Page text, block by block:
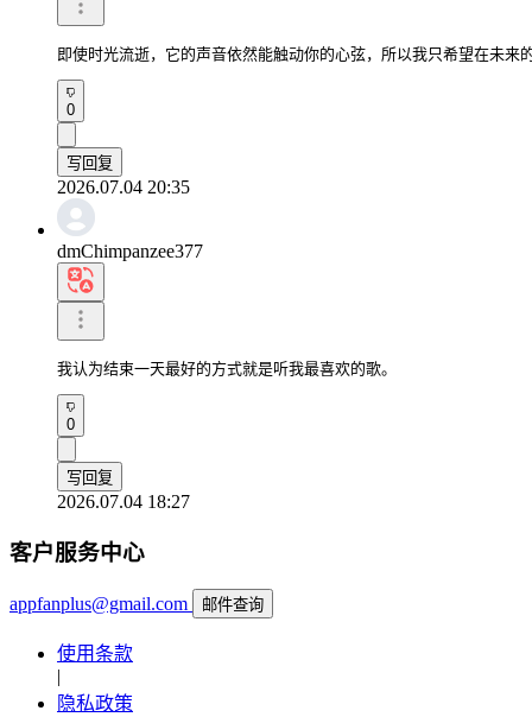
即使时光流逝，它的声音依然能触动你的心弦，所以我只希望在未来
0
写回复
2026.07.04 20:35
dmChimpanzee377
我认为结束一天最好的方式就是听我最喜欢的歌。
0
写回复
2026.07.04 18:27
客户服务中心
appfanplus@gmail.com 邮件查询
使用条款
|
隐私政策